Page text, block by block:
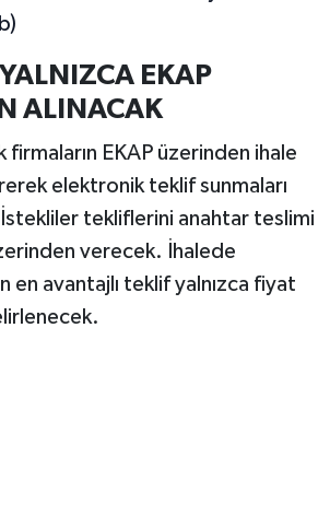
EKAP
ALINACAK
firmaların EKAP üzerinden ihale
elektronik teklif sunmaları
tekliflerini anahtar teslimi
verecek. İhalede
en avantajlı teklif yalnızca fiyat